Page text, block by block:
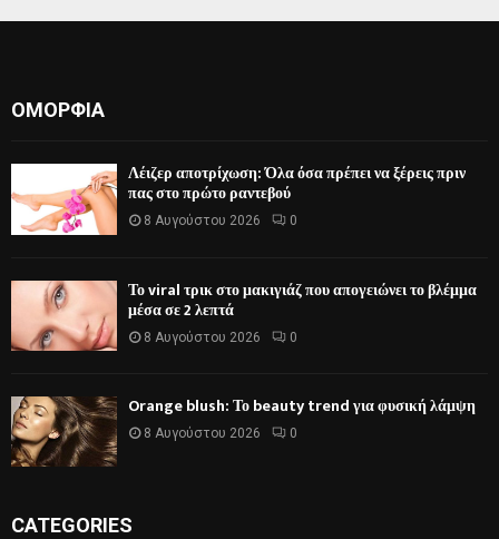
ΟΜΟΡΦΙΆ
Λέιζερ αποτρίχωση: Όλα όσα πρέπει να ξέρεις πριν
πας στο πρώτο ραντεβού
8 Αυγούστου 2026 0
Το viral τρικ στο μακιγιάζ που απογειώνει το βλέμμα
μέσα σε 2 λεπτά
8 Αυγούστου 2026 0
Orange blush: Το beauty trend για φυσική λάμψη
8 Αυγούστου 2026 0
CATEGORIES